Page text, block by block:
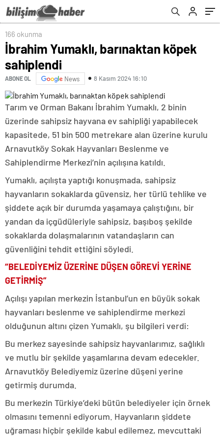
166 okunma
İbrahim Yumaklı, barınaktan köpek
sahiplendi
ABONE OL News 8 Kasım 2024 16:10
Tarım ve Orman Bakanı İbrahim Yumaklı, 2 binin
üzerinde sahipsiz hayvana ev sahipliği yapabilecek
kapasitede, 51 bin 500 metrekare alan üzerine kurulu
Arnavutköy Sokak Hayvanları Beslenme ve
Sahiplendirme Merkezi’nin açılışına katıldı.
Yumaklı, açılışta yaptığı konuşmada, sahipsiz
hayvanların sokaklarda güvensiz, her türlü tehlike ve
şiddete açık bir durumda yaşamaya çalıştığını, bir
yandan da içgüdüleriyle sahipsiz, başıboş şekilde
sokaklarda dolaşmalarının vatandaşların can
güvenliğini tehdit ettiğini söyledi.
“BELEDİYEMİZ ÜZERİNE DÜŞEN GÖREVİ YERİNE
GETİRMİŞ”
Açılışı yapılan merkezin İstanbul’un en büyük sokak
hayvanları beslenme ve sahiplendirme merkezi
olduğunun altını çizen Yumaklı, şu bilgileri verdi:
Bu merkez sayesinde sahipsiz hayvanlarımız, sağlıklı
ve mutlu bir şekilde yaşamlarına devam edecekler.
Arnavutköy Belediyemiz üzerine düşeni yerine
getirmiş durumda.
Bu merkezin Türkiye’deki bütün belediyeler için örnek
olmasını temenni ediyorum. Hayvanların şiddete
uğraması hiçbir şekilde kabul edilemez, mevcuttaki